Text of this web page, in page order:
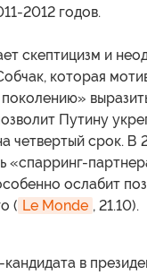
2012 годов.
скептицизм и
которая
Путину
четвертый срок. В
ослабит
( Le Monde , 21.10).
в